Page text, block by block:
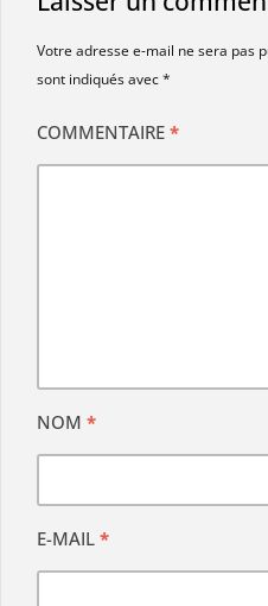
Votre adresse e-mail ne sera pas
sont indiqués avec*
COMMENTAIRE *
NOM *
E-MAIL *